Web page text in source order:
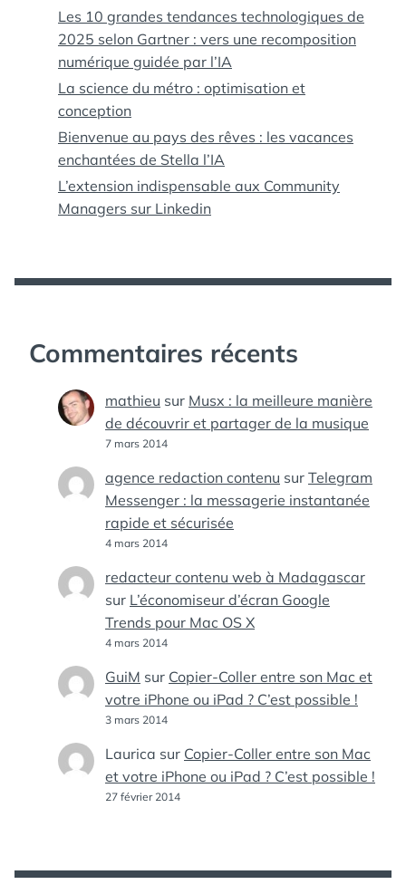
Les 10 grandes tendances technologiques de
2025 selon Gartner : vers une recomposition
numérique guidée par l’IA
La science du métro : optimisation et
conception
Bienvenue au pays des rêves : les vacances
enchantées de Stella l’IA
L’extension indispensable aux Community
Managers sur Linkedin
Commentaires récents
mathieu sur Musx : la meilleure manière
de découvrir et partager de la musique
7 mars 2014
agence redaction contenu sur Telegram
Messenger : la messagerie instantanée
rapide et sécurisée
4 mars 2014
redacteur contenu web à Madagascar
sur L’économiseur d’écran Google
Trends pour Mac OS X
4 mars 2014
GuiM sur Copier-Coller entre son Mac et
votre iPhone ou iPad ? C’est possible !
3 mars 2014
Laurica sur Copier-Coller entre son Mac
et votre iPhone ou iPad ? C’est possible !
27 février 2014